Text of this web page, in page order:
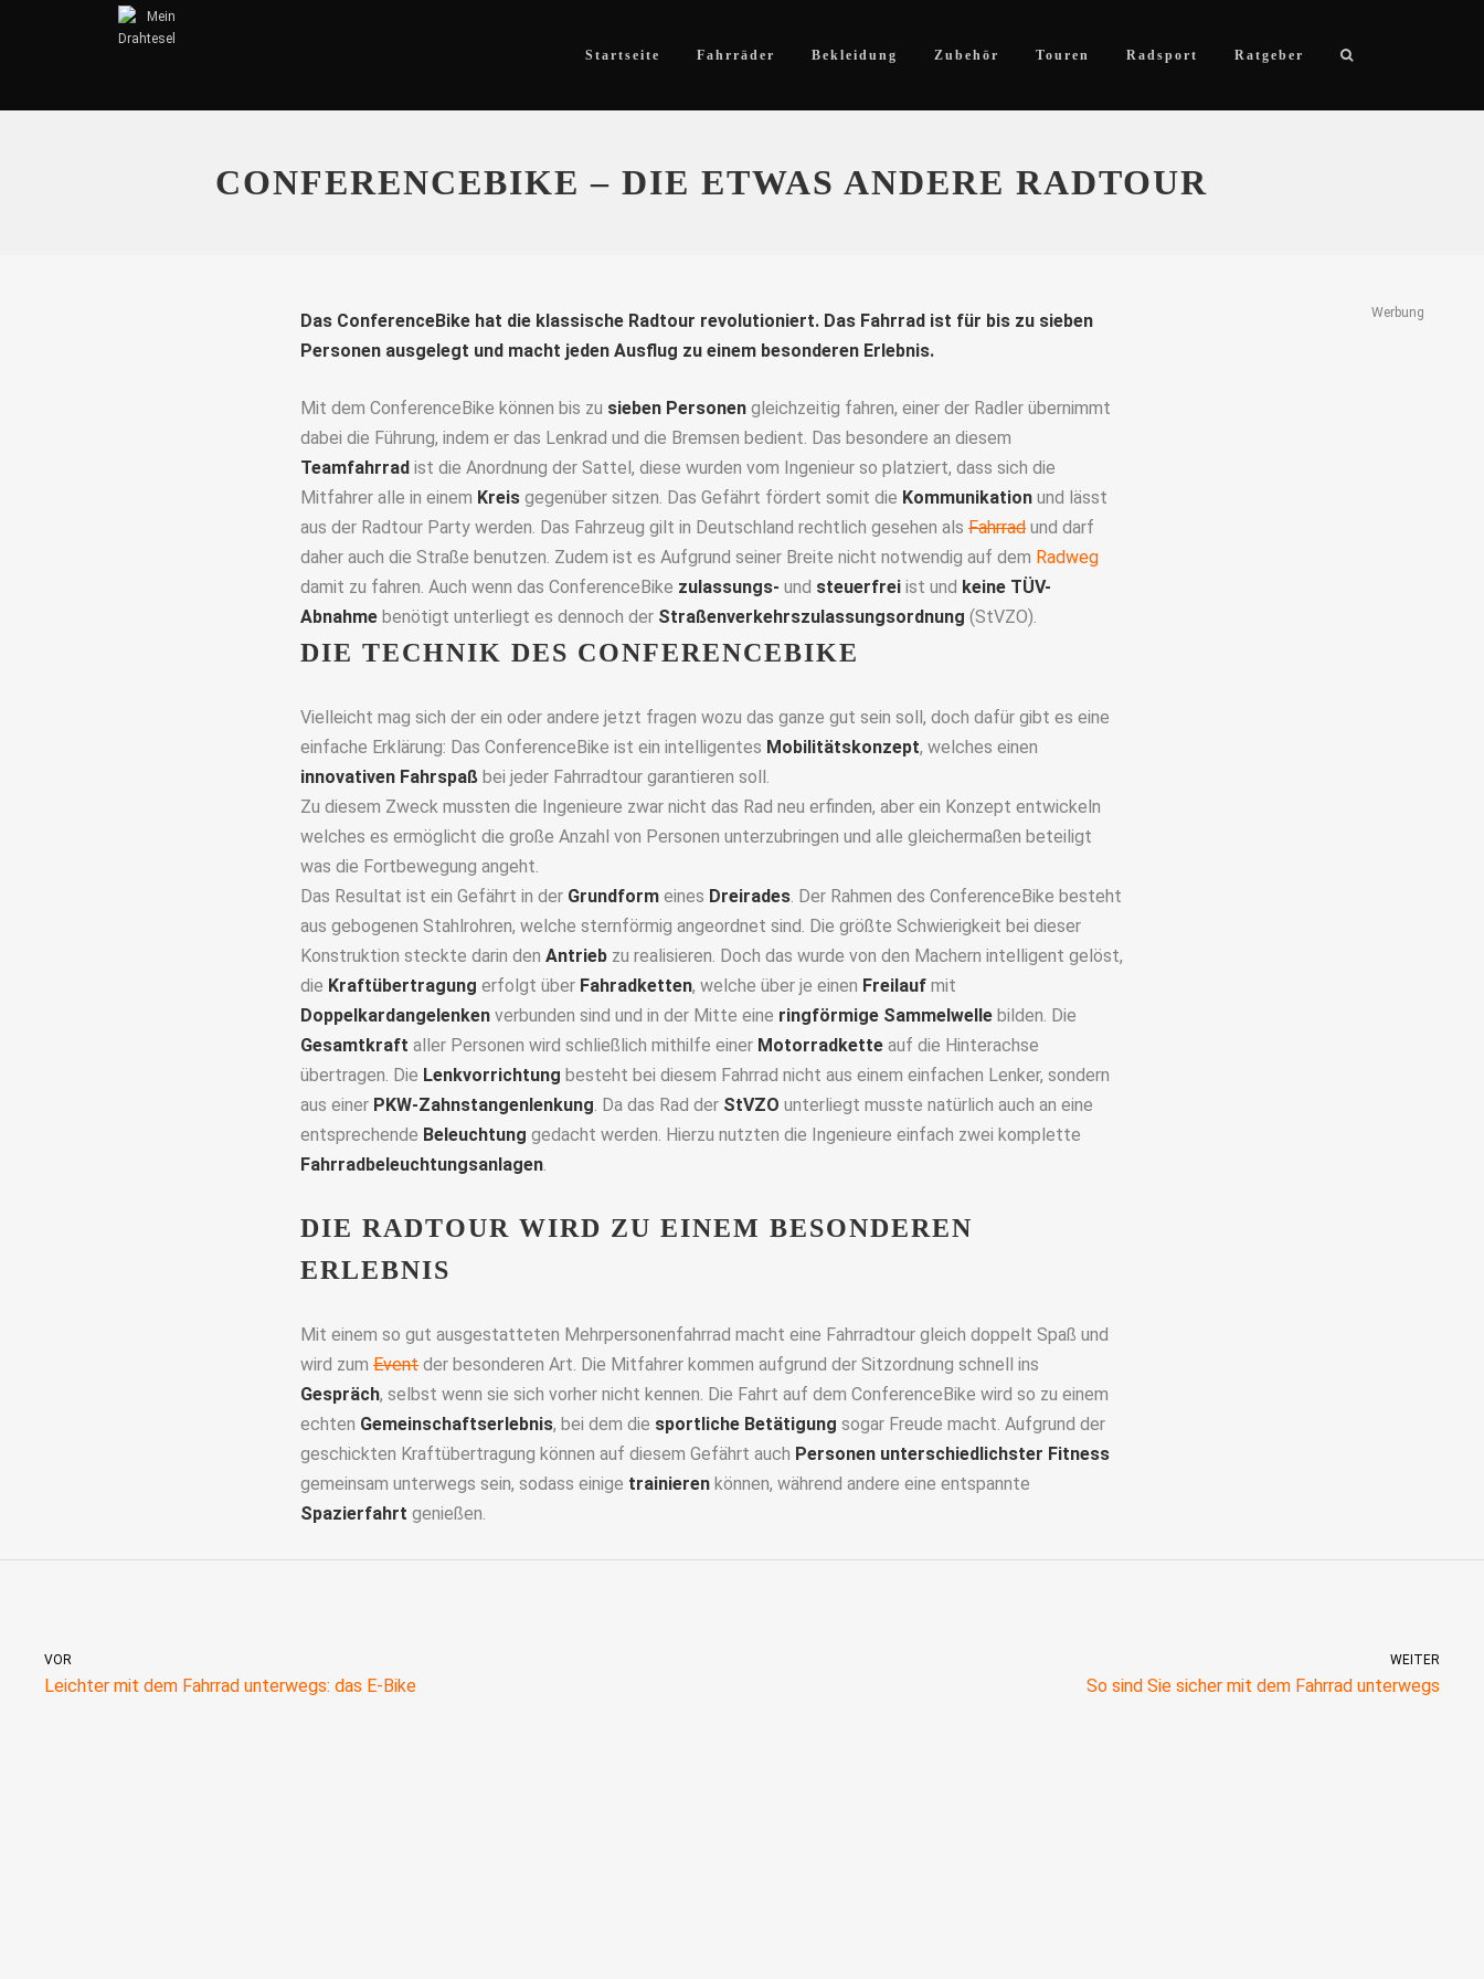
Startseite Fahrräder Bekleidung Zubehör Touren Radsport Ratgeber
CONFERENCEBIKE – DIE ETWAS ANDERE RADTOUR
Das ConferenceBike hat die klassische Radtour revolutioniert. Das Fahrrad ist für bis zu sieben
Personen ausgelegt und macht jeden Ausflug zu einem besonderen Erlebnis.
Mit dem ConferenceBike können bis zu sieben Personen gleichzeitig fahren, einer der Radler übernimmt
dabei die Führung, indem er das Lenkrad und die Bremsen bedient. Das besondere an diesem
Teamfahrrad ist die Anordnung der Sattel, diese wurden vom Ingenieur so platziert, dass sich die
Mitfahrer alle in einem Kreis gegenüber sitzen. Das Gefährt fördert somit die Kommunikation und lässt
aus der Radtour Party werden. Das Fahrzeug gilt in Deutschland rechtlich gesehen als Fahrrad und darf
daher auch die Straße benutzen. Zudem ist es Aufgrund seiner Breite nicht notwendig auf dem Radweg
damit zu fahren. Auch wenn das ConferenceBike zulassungs- und steuerfrei ist und keine TÜV-
Abnahme benötigt unterliegt es dennoch der Straßenverkehrszulassungsordnung (StVZO).
DIE TECHNIK DES CONFERENCEBIKE
Vielleicht mag sich der ein oder andere jetzt fragen wozu das ganze gut sein soll, doch dafür gibt es eine
einfache Erklärung: Das ConferenceBike ist ein intelligentes Mobilitätskonzept, welches einen
innovativen Fahrspaß bei jeder Fahrradtour garantieren soll.
Zu diesem Zweck mussten die Ingenieure zwar nicht das Rad neu erfinden, aber ein Konzept entwickeln
welches es ermöglicht die große Anzahl von Personen unterzubringen und alle gleichermaßen beteiligt
was die Fortbewegung angeht.
Das Resultat ist ein Gefährt in der Grundform eines Dreirades . Der Rahmen des ConferenceBike besteht
aus gebogenen Stahlrohren, welche sternförmig angeordnet sind. Die größte Schwierigkeit bei dieser
Konstruktion steckte darin den Antrieb zu realisieren. Doch das wurde von den Machern intelligent gelöst,
die Kraftübertragung erfolgt über Fahradketten, welche über je einen Freilauf mit
Doppelkardangelenken verbunden sind und in der Mitte eine ringförmige Sammelwelle bilden. Die
Gesamtkraft aller Personen wird schließlich mithilfe einer Motorradkette auf die Hinterachse
übertragen. Die Lenkvorrichtung besteht bei diesem Fahrrad nicht aus einem einfachen Lenker, sondern
aus einer PKW-Zahnstangenlenkung . Da das Rad der StVZO unterliegt musste natürlich auch an eine
entsprechende Beleuchtung gedacht werden. Hierzu nutzten die Ingenieure einfach zwei komplette
Fahrradbeleuchtungsanlagen
DIE RADTOUR WIRD ZU EINEM BESONDEREN
ERLEBNIS
Mit einem so gut ausgestatteten Mehrpersonenfahrrad macht eine Fahrradtour gleich doppelt Spaß und
wird zum Event der besonderen Art. Die Mitfahrer kommen aufgrund der Sitzordnung schnell ins
Gespräch, selbst wenn sie sich vorher nicht kennen. Die Fahrt auf dem ConferenceBike wird so zu einem
echten Gemeinschaftserlebnis, bei dem die sportliche Betätigung sogar Freude macht. Aufgrund der
geschickten Kraftübertragung können auf diesem Gefährt auch Personen unterschiedlichster Fitness
gemeinsam unterwegs sein, sodass einige trainieren können, während andere eine entspannte
Spazierfahrt genießen.
Werbung
VOR
Leichter mit dem Fahrrad unterwegs: das E-Bike
WEITER
So sind Sie sicher mit dem Fahrrad unterwegs